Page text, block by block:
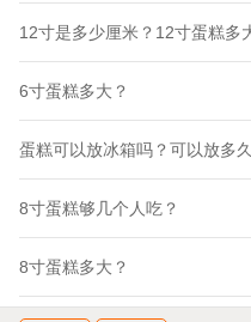
12寸是多少厘米？12寸蛋糕多
6寸蛋糕多大？
蛋糕可以放冰箱吗？可以放多
8寸蛋糕够几个人吃？
8寸蛋糕多大？